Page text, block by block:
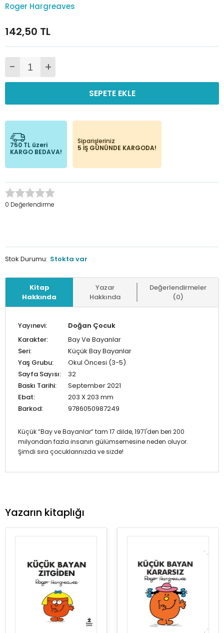
Roger Hargreaves
142,50 TL
- +
SEPETE EKLE
750 TL üzeri
KARGO BEDAVA!
Siparişleriniz
5 İŞ GÜNÜNDE KARGODA!
0 Değerlendirme
Stok Durumu: Stokta var
Kitap
Hakkında
Yazar
Hakkında
Değerlendirmeler
(0)
Yayınevi:
Doğan Çocuk
Karakter:
Bay Ve Bayanlar
Seri:
Küçük Bay Bayanlar
Yaş Grubu:
Okul Öncesi (3-5)
Sayfa Sayısı:
32
Baskı Tarihi:
September 2021
Ebat:
203 X 203 mm
Barkod:
9786050987249
Küçük “Bay ve Bayanlar” tam 17 dilde, 1971'den beri 200
milyondan fazla insanın gülümsemesine neden oluyor.
Şimdi sıra çocuklarınızda ve sizde!
Yazarın kitaplığı